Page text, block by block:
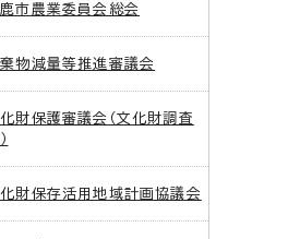
市農業委員会総会
物減量等推進審議会
財保護審議会（文化財調査
財保存活用地域計画協議会